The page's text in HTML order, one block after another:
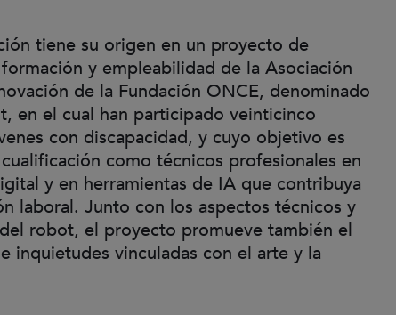
tiene su origen en un proyecto de
y empleabilidad de la Asociación
de la Fundación ONCE, denominado
en el cual han participado veinticinco
con discapacidad, y cuyo objetivo es
como técnicos profesionales en
y en herramientas de IA que contribuya
laboral. Junto con los aspectos técnicos y
robot, el proyecto promueve también el
inquietudes vinculadas con el arte y la